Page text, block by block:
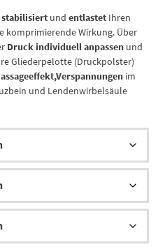
stabilisiert undentlastet Ihren
komprimierende Wirkung. Über
Druck individuell anpassen und
Gliederpelotte (Druckpolster)
Verspannungen im
und Lendenwirbelsäule